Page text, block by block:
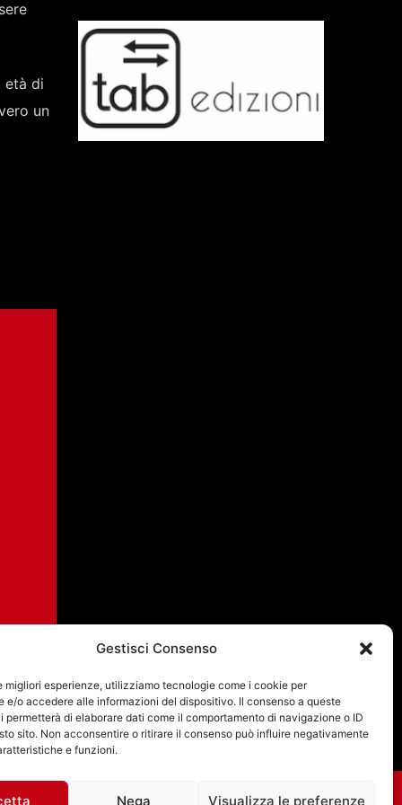
Gestisci Consenso
migliori esperienze, utilizziamo tecnologie come i cookie per
e/o accedere alle informazioni del dispositivo. Il consenso a queste
permetterà di elaborare dati come il comportamento di navigazione o ID
sito. Non acconsentire o ritirare il consenso può influire negativamente
e funzioni.
Nega Visualizza le preferenze
età di
un